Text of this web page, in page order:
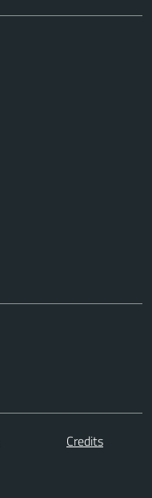
Credits